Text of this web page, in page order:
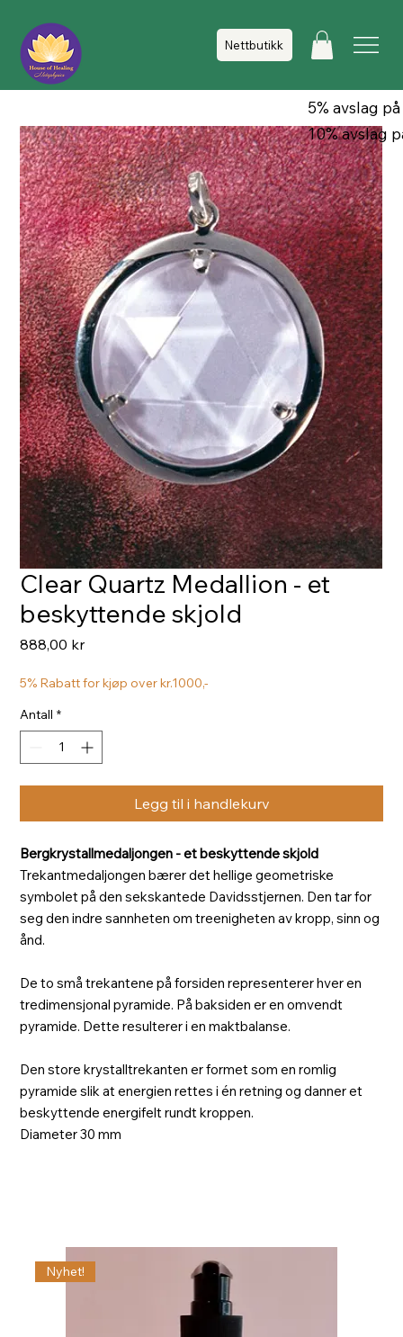
Nettbutikk
Clear Quartz Medallion - et
beskyttende skjold
888,00 krPris
5% Rabatt for kjøp over kr.1000,-
Antall *
Legg til i handlekurv
Bergkrystallmedaljongen - et beskyttende skjold
Trekantmedaljongen bærer det hellige geometriske
symbolet på den sekskantede Davidsstjernen. Den tar for
seg den indre sannheten om treenigheten av kropp, sinn og
ånd.
De to små trekantene på forsiden representerer hver en
tredimensjonal pyramide. På baksiden er en omvendt
pyramide. Dette resulterer i en maktbalanse.
Den store krystalltrekanten er formet som en romlig
pyramide slik at energien rettes i én retning og danner et
beskyttende energifelt rundt kroppen.
Diameter 30 mm
Nyhet!
5% avslag
10% avslag